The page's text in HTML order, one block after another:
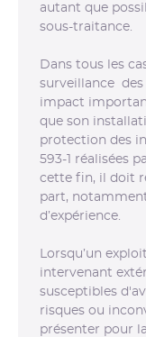
autant que
sous-traitance.
Dans tous les
surveillance
impact
que son
protection des
593-1 réalisées
cette fin, il doit
part,
d’expérience.
Lorsqu’un
intervenant
susceptibles
risques ou
présenter pour